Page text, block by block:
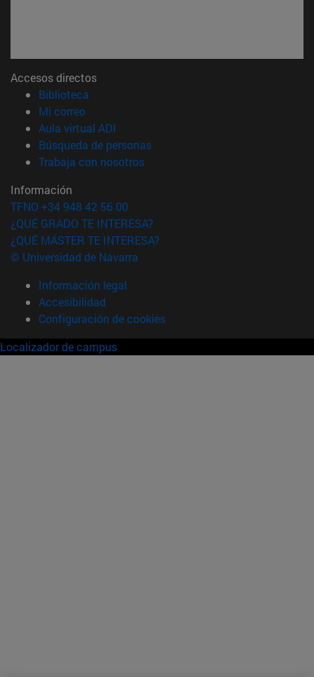
Accesos directos
Biblioteca
Mi correo(abre en nueva ventana)
Aula virtual ADI
Búsqueda de personas(abre en nueva ventana)
Trabaja con nosotros(abre en nueva ventana)
Información
TFNO +34 948 42 56 00
¿QUÉ GRADO TE INTERESA?
¿QUÉ MÁSTER TE INTERESA?
© Universidad de Navarra
Información legal
Accesibilidad
Configuración de cookies
Localizador de campus